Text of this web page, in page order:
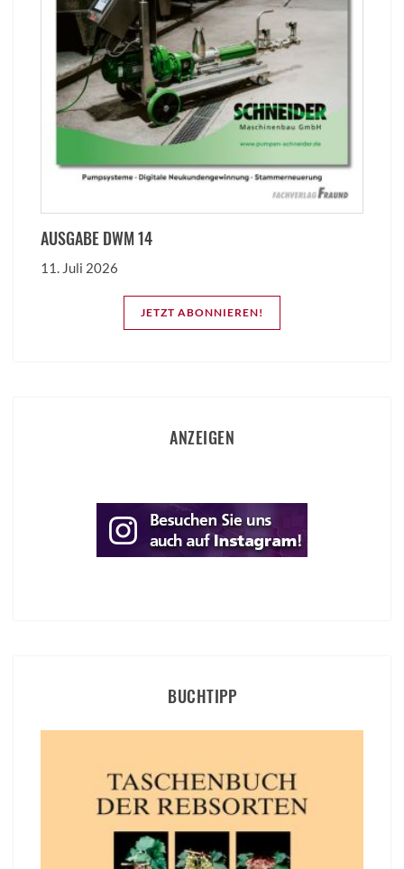
AUSGABE DWM 14
11. Juli 2026
JETZT ABONNIEREN!
ANZEIGEN
BUCHTIPP